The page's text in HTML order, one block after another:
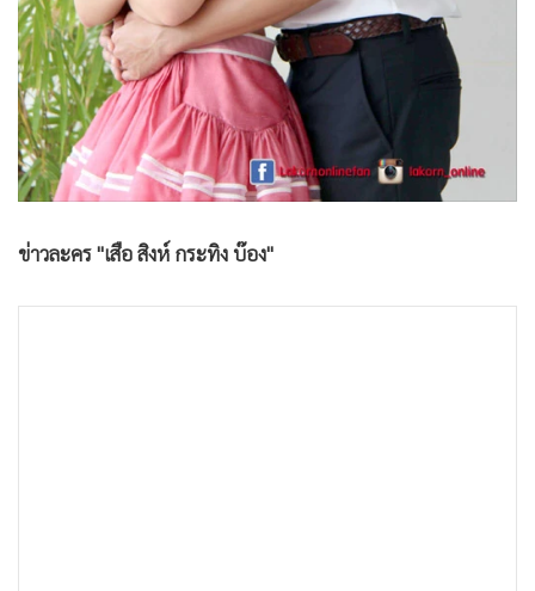
• Motoring
• เกม
• วิทยาศาสตร์
• SMEs
• หุ้น
• อินโดจีน
กองทุนรวม
• Factcheck
ข่าวละคร "เสือ สิงห์ กระทิง บ๊อง"